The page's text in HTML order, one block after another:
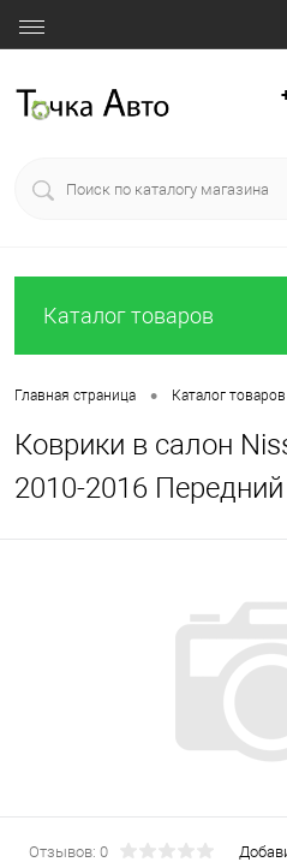
Каталог товаров
Главная страница • Каталог товаров
Коврики в салон
2010-2016
Отзывов: 0